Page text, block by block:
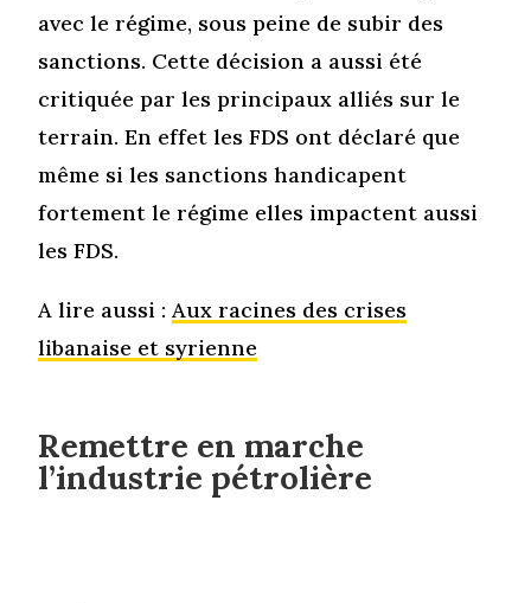
avec le régime, sous peine de subir des
sanctions. Cette décision a aussi été
critiquée par les principaux alliés sur le
terrain. En effet les FDS ont déclaré que
même si les sanctions handicapent
fortement le régime elles impactent aussi
les FDS.
A lire aussi : Aux racines des crises
libanaise et syrienne
Remettre en marche
l’industrie pétrolière